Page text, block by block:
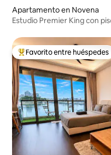
Apartamento en Novena
Estudio Premier King con
Favorito entre huéspedes
Favorito entre huéspedes